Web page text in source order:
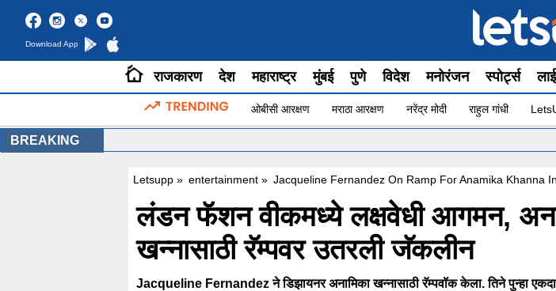
Download App
राजकारण देश महाराष्ट्र मुंबई पुणे विदेश मनोरंजन स्पोर्ट्स
ओबीसी आरक्षण मराठा आरक्षण नरेंद्र मोदी राहुल गांधी
BREAKING
Letsupp » entertainment » Jacqueline Fernandez On Ramp For Anamika Khanna
लंडन फॅशन वीकमध्ये लक्षवेधी आगमन,
खन्नासाठी रॅम्पवर उतरली जॅकलीन
Jacqueline Fernandez ने डिझायनर अनामिका खन्नासाठी रॅम्पवॉक केला. तिने पुन्हा एकदा